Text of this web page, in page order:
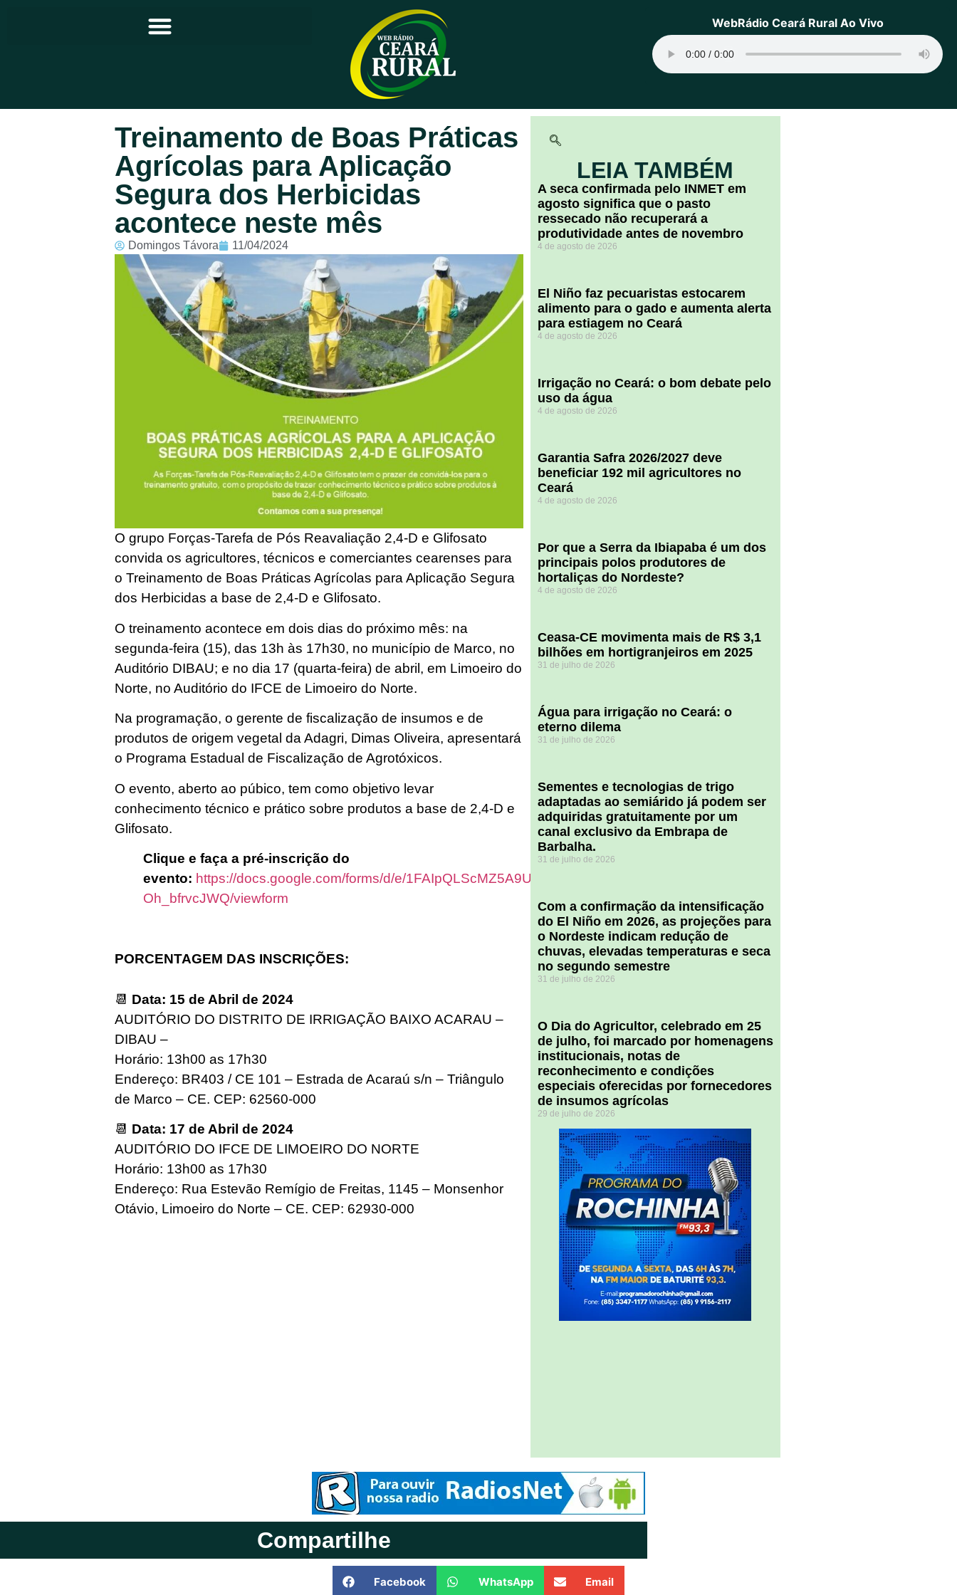
Principal
Notícias
Programação
Equipe
Contato
Sobre
WebRádio Ceará Rural Ao Vivo
Treinamento de Boas Práticas
Agrícolas para Aplicação
Segura dos Herbicidas
acontece neste mês
Domingos Távora 11/04/2024
O grupo Forças-Tarefa de Pós Reavaliação 2,4-D e Glifosato
convida os agricultores, técnicos e comerciantes cearenses para
o Treinamento de Boas Práticas Agrícolas para Aplicação Segura
dos Herbicidas a base de 2,4-D e Glifosato.
O treinamento acontece em dois dias do próximo mês: na
segunda-feira (15), das 13h às 17h30, no município de Marco, no
Auditório DIBAU; e no dia 17 (quarta-feira) de abril, em Limoeiro do
Norte, no Auditório do IFCE de Limoeiro do Norte.
Na programação, o gerente de fiscalização de insumos e de
produtos de origem vegetal da Adagri, Dimas Oliveira, apresentará
o Programa Estadual de Fiscalização de Agrotóxicos.
O evento, aberto ao púbico, tem como objetivo levar
conhecimento técnico e prático sobre produtos a base de 2,4-D e
Glifosato.
Clique e faça a pré-inscrição do
evento: https://docs.google.com/forms/d/e/1FAIpQLScMZ5A9U7bmn5aNTsc4ZUg7t3tF9XvKt4hQ0G-
Oh_bfrvcJWQ/viewform
PORCENTAGEM DAS INSCRIÇÕES:
📆 Data: 15 de Abril de 2024
AUDITÓRIO DO DISTRITO DE IRRIGAÇÃO BAIXO ACARAU –
DIBAU –
Horário: 13h00 as 17h30
Endereço: BR403 / CE 101 – Estrada de Acaraú s/n – Triângulo
de Marco – CE. CEP: 62560-000
📆 Data: 17 de Abril de 2024
AUDITÓRIO DO IFCE DE LIMOEIRO DO NORTE
Horário: 13h00 as 17h30
Endereço: Rua Estevão Remígio de Freitas, 1145 – Monsenhor
Otávio, Limoeiro do Norte – CE. CEP: 62930-000
LEIA TAMBÉM
A seca confirmada pelo INMET em
agosto significa que o pasto
ressecado não recuperará a
produtividade antes de novembro
4 de agosto de 2026
El Niño faz pecuaristas estocarem
alimento para o gado e aumenta alerta
para estiagem no Ceará
4 de agosto de 2026
Irrigação no Ceará: o bom debate pelo
uso da água
4 de agosto de 2026
Garantia Safra 2026/2027 deve
beneficiar 192 mil agricultores no
Ceará
4 de agosto de 2026
Por que a Serra da Ibiapaba é um dos
principais polos produtores de
hortaliças do Nordeste?
4 de agosto de 2026
Ceasa-CE movimenta mais de R$ 3,1
bilhões em hortigranjeiros em 2025
31 de julho de 2026
Água para irrigação no Ceará: o
eterno dilema
31 de julho de 2026
Sementes e tecnologias de trigo
adaptadas ao semiárido já podem ser
adquiridas gratuitamente por um
canal exclusivo da Embrapa de
Barbalha.
31 de julho de 2026
Com a confirmação da intensificação
do El Niño em 2026, as projeções para
o Nordeste indicam redução de
chuvas, elevadas temperaturas e seca
no segundo semestre
31 de julho de 2026
O Dia do Agricultor, celebrado em 25
de julho, foi marcado por homenagens
institucionais, notas de
reconhecimento e condições
especiais oferecidas por fornecedores
de insumos agrícolas
29 de julho de 2026
Compartilhe
Facebook WhatsApp Email